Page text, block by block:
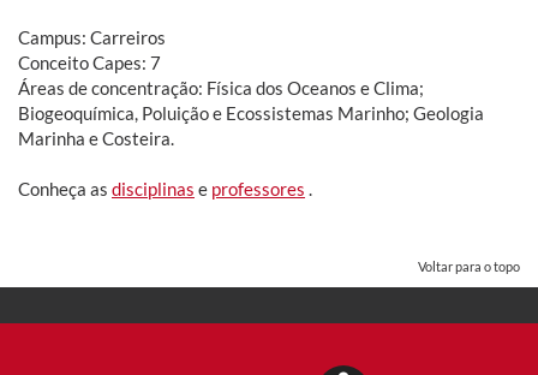
Campus: Carreiros
Conceito Capes: 7
Áreas de concentração: Física dos Oceanos e Clima;
Biogeoquímica, Poluição e Ecossistemas Marinho; Geologia
Marinha e Costeira.
Conheça as disciplinas e professores .
Voltar para o topo